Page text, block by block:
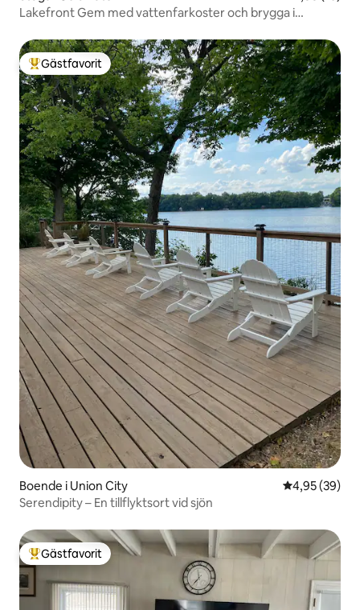
Lakefront Gem med vattenfarkoster och brygga i
Populär gästfavorit
Gästfavorit
Boende i Union City 4,95 av 5 i
4,95 (39)
Serendipity – En tillflyktsort vid sjön
Populär gästfavorit
Gästfavorit